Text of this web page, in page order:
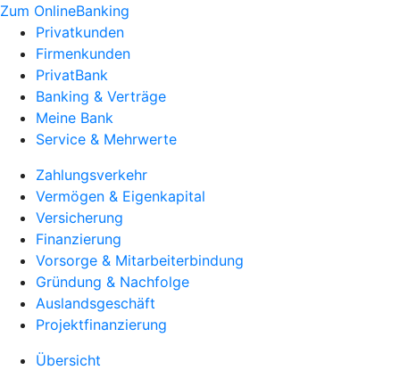
Zum OnlineBanking
Privatkunden
Firmenkunden
PrivatBank
Banking & Verträge
Meine Bank
Service & Mehrwerte
Zahlungsverkehr
Vermögen & Eigenkapital
Versicherung
Finanzierung
Vorsorge & Mitarbeiterbindung
Gründung & Nachfolge
Auslandsgeschäft
Projektfinanzierung
Übersicht